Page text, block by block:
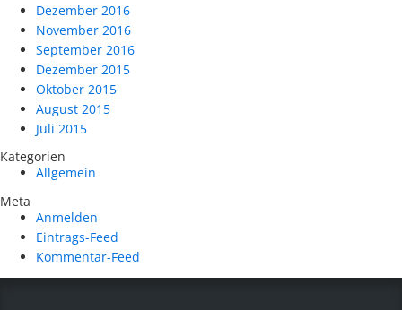
Dezember 2016
November 2016
September 2016
Dezember 2015
Oktober 2015
August 2015
Juli 2015
Kategorien
Allgemein
Meta
Anmelden
Eintrags-Feed
Kommentar-Feed